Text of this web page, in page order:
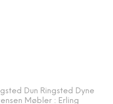
Dun Ringsted Dyne
Møbler : Erling